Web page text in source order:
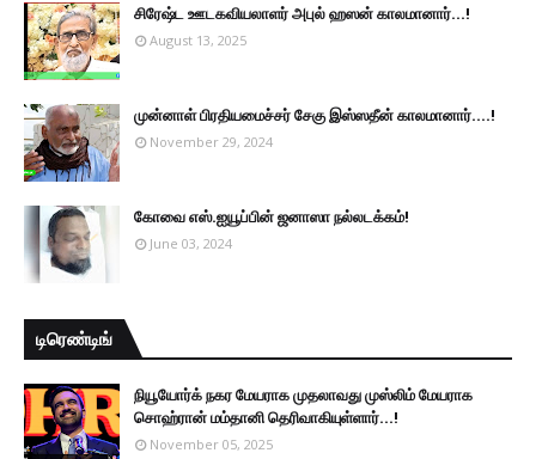
சிரேஷ்ட ஊடகவியலாளர் அபுல் ஹஸன் காலமானார்...!
August 13, 2025
முன்னாள் பிரதியமைச்சர் சேகு இஸ்ஸதீன் காலமானார்….!
November 29, 2024
கோவை எஸ்.ஐயூப்பின் ஜனாஸா நல்லடக்கம்!
June 03, 2024
டிரெண்டிங்
நியூயோர்க் நகர மேயராக முதலாவது முஸ்லிம் மேயராக
சொஹ்ரான் மம்தானி தெரிவாகியுள்ளார்...!
November 05, 2025